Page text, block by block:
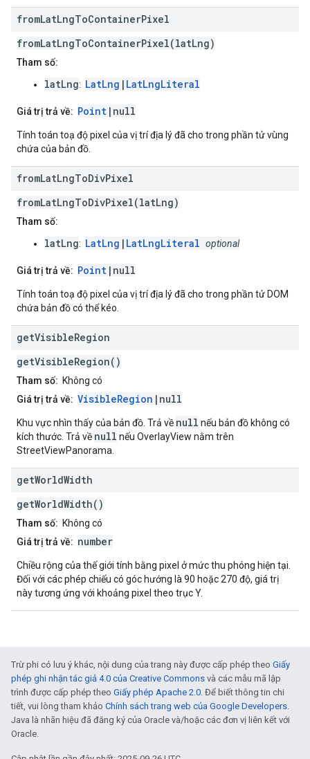
fromLatLngToContainerPixel
fromLatLngToContainerPixel(latLng)
Tham số:
latLng: LatLng | LatLngLiteral
Giá trị trả về: Point |null
Tính toán toạ độ pixel của vị trí địa lý đã cho trong phần tử vùng
chứa của bản đồ.
fromLatLngToDivPixel
fromLatLngToDivPixel(latLng)
Tham số:
latLng: LatLng | LatLngLiteral optional
Giá trị trả về: Point |null
Tính toán toạ độ pixel của vị trí địa lý đã cho trong phần tử DOM
chứa bản đồ có thể kéo.
getVisibleRegion
getVisibleRegion()
Tham số: Không có
Giá trị trả về: VisibleRegion |null
Khu vực nhìn thấy của bản đồ. Trả về null nếu bản đồ không có
kích thước. Trả về null nếu OverlayView nằm trên
StreetViewPanorama.
getWorldWidth
getWorldWidth()
Tham số: Không có
Giá trị trả về: number
Chiều rộng của thế giới tính bằng pixel ở mức thu phóng hiện tại.
Đối với các phép chiếu có góc hướng là 90 hoặc 270 độ, giá trị
này tương ứng với khoảng pixel theo trục Y.
Trừ phi có lưu ý khác, nội dung của trang này được cấp phép theo Giấy
phép ghi nhận tác giả 4.0 của Creative Commons và các mẫu mã lập
trình được cấp phép theo Giấy phép Apache 2.0. Để biết thông tin chi
tiết, vui lòng tham khảo Chính sách trang web của Google Developers.
Java là nhãn hiệu đã đăng ký của Oracle và/hoặc các đơn vị liên kết với
Oracle.